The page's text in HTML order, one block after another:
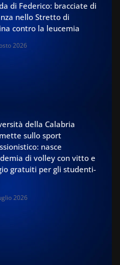
di Federico: bracciate di
nello Stretto di
contro la leucemia
2026
della Calabria
sullo sport
nasce
di volley con vitto e
gratuiti per gli studenti-
2026